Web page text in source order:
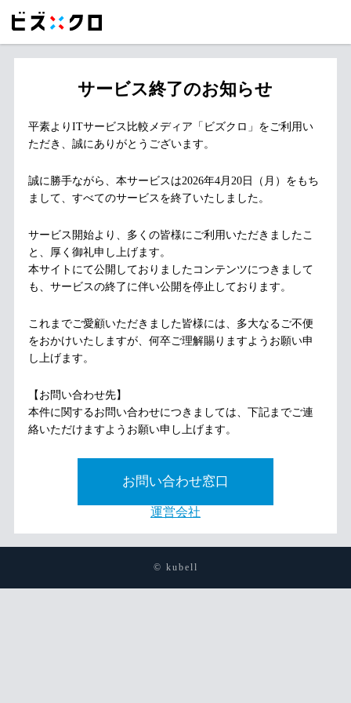
サービス終了のお知らせ
平素よりITサービス比較メディア「ビズクロ」をご利用い
ただき、誠にありがとうございます。
誠に勝手ながら、本サービスは2026年4月20日（月）をもち
まして、すべてのサービスを終了いたしました。
サービス開始より、多くの皆様にご利用いただきましたこ
と、厚く御礼申し上げます。
本サイトにて公開しておりましたコンテンツにつきまして
も、サービスの終了に伴い公開を停止しております。
これまでご愛顧いただきました皆様には、多大なるご不便
をおかけいたしますが、何卒ご理解賜りますようお願い申
し上げます。
【お問い合わせ先】
本件に関するお問い合わせにつきましては、下記までご連
絡いただけますようお願い申し上げます。
お問い合わせ窓口
運営会社
© kubell